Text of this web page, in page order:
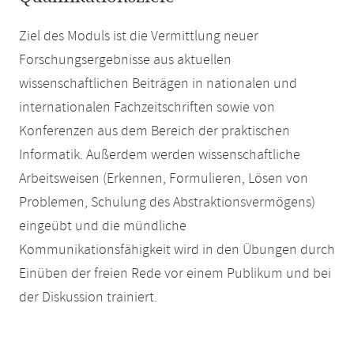
Ziel des Moduls ist die Vermittlung neuer
Forschungsergebnisse aus aktuellen
wissenschaftlichen Beiträgen in nationalen und
internationalen Fachzeitschriften sowie von
Konferenzen aus dem Bereich der praktischen
Informatik. Außerdem werden wissenschaftliche
Arbeitsweisen (Erkennen, Formulieren, Lösen von
Problemen, Schulung des Abstraktionsvermögens)
eingeübt und die mündliche
Kommunikationsfähigkeit wird in den Übungen durch
Einüben der freien Rede vor einem Publikum und bei
der Diskussion trainiert.